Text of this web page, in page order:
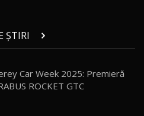
Surf / Test Drive
6e / Test Drive AutoBlog.MD
ȘTIRI
Car Week 2025: Premieră
ROCKET GTC